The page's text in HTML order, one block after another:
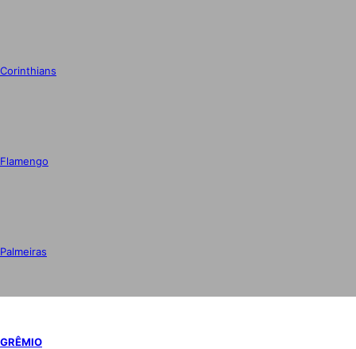
Corinthians
Flamengo
Palmeiras
GRÊMIO